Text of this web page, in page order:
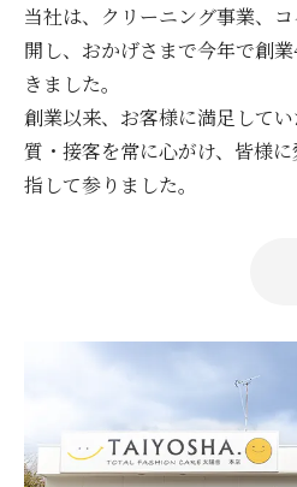
当社は、クリーニング事業、
開し、おかげさまで今年で創
きました。
創業以来、お客様に満足して
質・接客を常に心がけ、皆様
指して参りました。